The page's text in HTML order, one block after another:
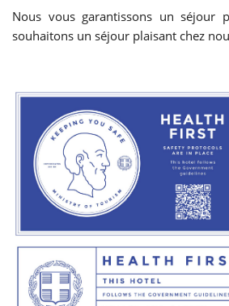
Nous vous garantissons un séjour
souhaitons un séjour plaisant chez